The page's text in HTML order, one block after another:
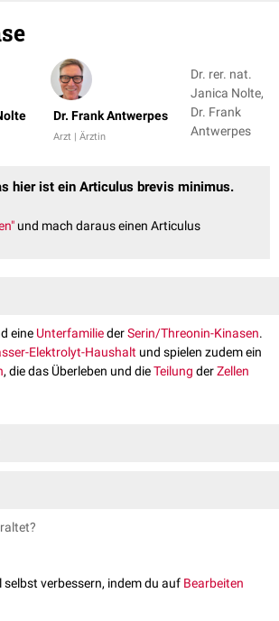
Dr. Frank Antwerpes
Arzt | Ärztin
Dr. rer. nat.
Janica Nolte,
Dr. Frank
Antwerpes
hier ist ein Articulus brevis minimus.
und mach daraus einen Articulus
eine UnterfamiliederSerin/Threonin-Kinasen.
Elektrolyt-Haushalt und spielen zudem ein
, die das Überleben und dieTeilung derZellen
die
katalytisch
selbst verbessern, indem du auf Bearbeiten